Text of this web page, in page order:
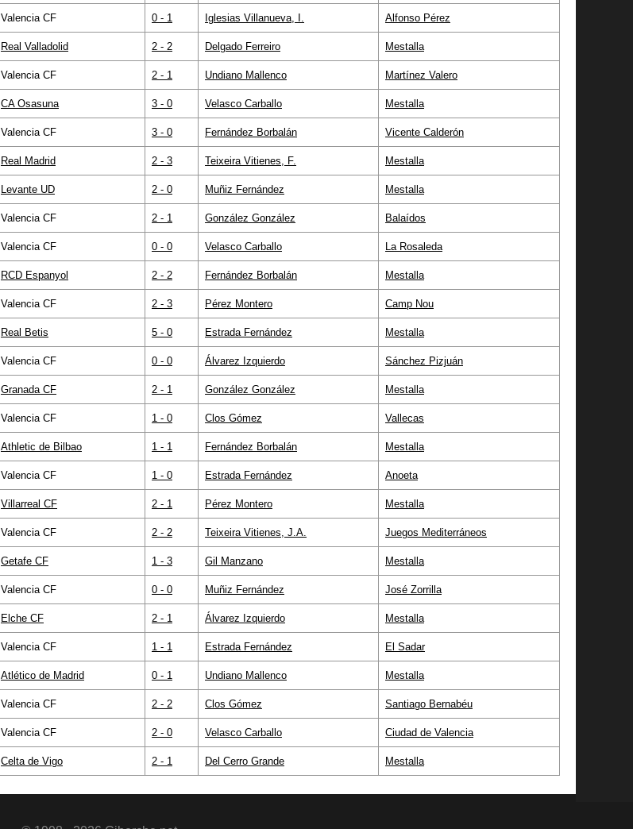
Valencia CF 0 - 1 Iglesias Villanueva, I. Alfonso Pérez
Real Valladolid 2 - 2 Delgado Ferreiro Mestalla
Valencia CF 2 - 1 Undiano Mallenco Martínez Valero
CA Osasuna 3 - 0 Velasco Carballo Mestalla
Valencia CF 3 - 0 Fernández Borbalán Vicente Calderón
Real Madrid 2 - 3 Teixeira Vitienes, F. Mestalla
Levante UD 2 - 0 Muñiz Fernández Mestalla
Valencia CF 2 - 1 González González Balaídos
Valencia CF 0 - 0 Velasco Carballo La Rosaleda
RCD Espanyol 2 - 2 Fernández Borbalán Mestalla
Valencia CF 2 - 3 Pérez Montero Camp Nou
Real Betis 5 - 0 Estrada Fernández Mestalla
Valencia CF 0 - 0 Álvarez Izquierdo Sánchez Pizjuán
Granada CF 2 - 1 González González Mestalla
Valencia CF 1 - 0 Clos Gómez Vallecas
Athletic de Bilbao 1 - 1 Fernández Borbalán Mestalla
Valencia CF 1 - 0 Estrada Fernández Anoeta
Villarreal CF 2 - 1 Pérez Montero Mestalla
Valencia CF 2 - 2 Teixeira Vitienes, J.A. Juegos Mediterráneos
Getafe CF 1 - 3 Gil Manzano Mestalla
Valencia CF 0 - 0 Muñiz Fernández José Zorrilla
Elche CF 2 - 1 Álvarez Izquierdo Mestalla
Valencia CF 1 - 1 Estrada Fernández El Sadar
Atlético de Madrid 0 - 1 Undiano Mallenco Mestalla
Valencia CF 2 - 2 Clos Gómez Santiago Bernabéu
Valencia CF 2 - 0 Velasco Carballo Ciudad de Valencia
Celta de Vigo 2 - 1 Del Cerro Grande Mestalla